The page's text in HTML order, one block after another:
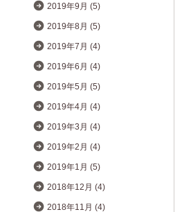
2019年9月 (5)
2019年8月 (5)
2019年7月 (4)
2019年6月 (4)
2019年5月 (5)
2019年4月 (4)
2019年3月 (4)
2019年2月 (4)
2019年1月 (5)
2018年12月 (4)
2018年11月 (4)